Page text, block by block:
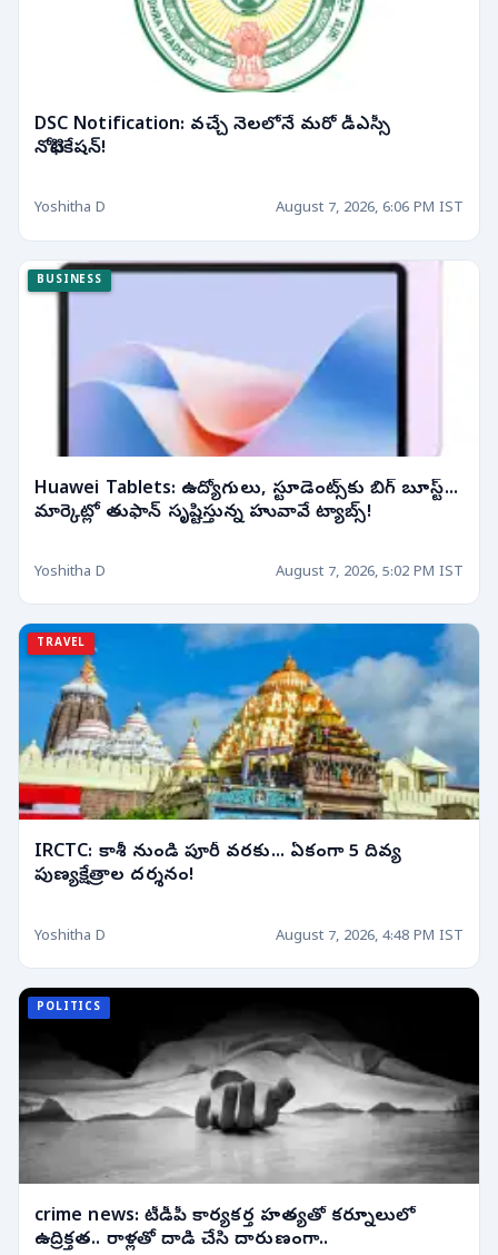
DSC Notification: వచ్చే నెలలోనే మరో డీఎస్సీ
నోటిఫికేషన్!
Yoshitha D August 7, 2026, 6:06 PM IST
BUSINESS
Huawei Tablets: ఉద్యోగులు, స్టూడెంట్స్‌కు బిగ్ బూస్ట్...
మార్కెట్లో తుఫాన్ సృష్టిస్తున్న హువావే ట్యాబ్స్!
Yoshitha D August 7, 2026, 5:02 PM IST
TRAVEL
IRCTC: కాశీ నుండి పూరీ వరకు... ఏకంగా 5 దివ్య
పుణ్యక్షేత్రాల దర్శనం!
Yoshitha D August 7, 2026, 4:48 PM IST
POLITICS
crime news: టీడీపీ కార్యకర్త హత్యతో కర్నూలులో
ఉద్రిక్తత.. రాళ్లతో దాడి చేసి దారుణంగా..